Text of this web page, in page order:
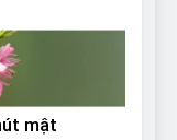
mật